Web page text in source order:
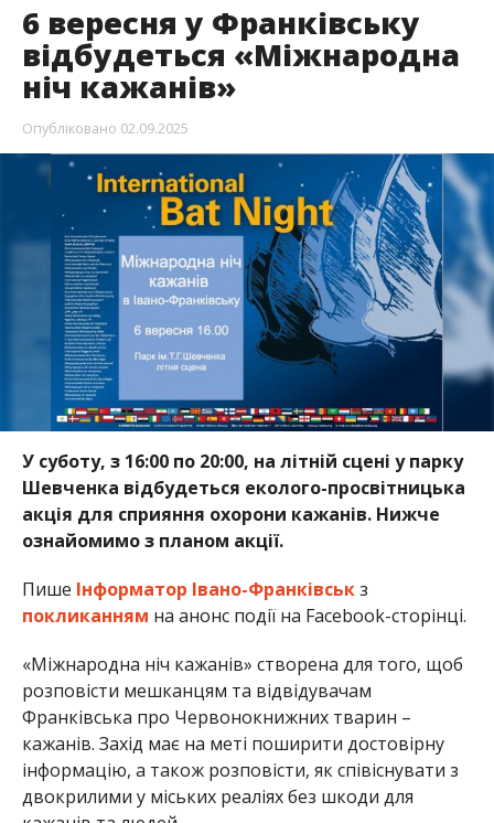
6 вересня у Франківську
відбудеться «Міжнародна
ніч кажанів»
Опубліковано 02.09.2025
У суботу, з 16:00 по 20:00, на літній сцені у парку
Шевченка відбудеться еколого-просвітницька
акція для сприяння охорони кажанів. Нижче
ознайомимо з планом акції.
Пише Інформатор Івано-Франківськз
покликанням на анонс події на Facebook-сторінці.
«Міжнародна ніч кажанів» створена для того, щоб
розповісти мешканцям та відвідувачам
Франківська про Червонокнижних тварин –
кажанів. Захід має на меті поширити достовірну
інформацію, а також розповісти, як співіснувати з
двокрилими у міських реаліях без шкоди для